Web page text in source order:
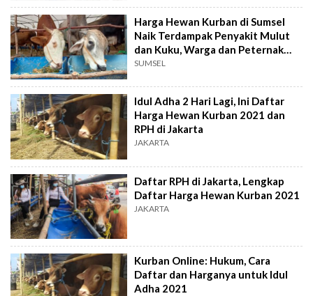
Harga Hewan Kurban di Sumsel
Naik Terdampak Penyakit Mulut
dan Kuku, Warga dan Peternak
Was-Was
SUMSEL
Idul Adha 2 Hari Lagi, Ini Daftar
Harga Hewan Kurban 2021 dan
RPH di Jakarta
JAKARTA
Daftar RPH di Jakarta, Lengkap
Daftar Harga Hewan Kurban 2021
JAKARTA
Kurban Online: Hukum, Cara
Daftar dan Harganya untuk Idul
Adha 2021